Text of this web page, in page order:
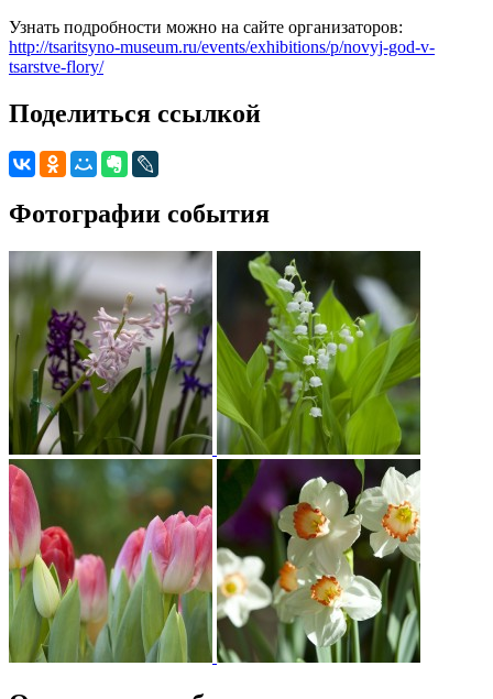
Узнать подробности можно на сайте организаторов:
http://tsaritsyno-museum.ru/events/exhibitions/p/novyj-god-v-
tsarstve-flory/
Поделиться ссылкой
Фотографии события